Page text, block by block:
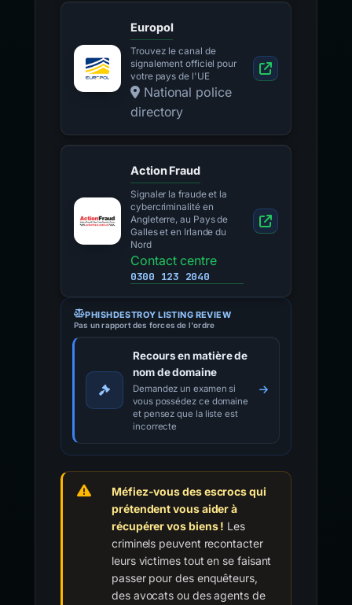
Europol
Trouvez le canal de
signalement officiel pour
votre pays de l'UE
National police
directory
Action Fraud
Signaler la fraude et la
cybercriminalité en
Angleterre, au Pays de
Galles et en Irlande du
Nord
Contact centre
0300 123 2040
PHISHDESTROY LISTING REVIEW
Pas un rapport des forces de l'ordre
Recours en matière de
nom de domaine
Demandez un examen si
vous possédez ce domaine
et pensez que la liste est
incorrecte
Méfiez-vous des escrocs qui
prétendent vous aider à
récupérer vos biens ! Les
criminels peuvent recontacter
leurs victimes tout en se faisant
passer pour des enquêteurs,
des avocats ou des agents de